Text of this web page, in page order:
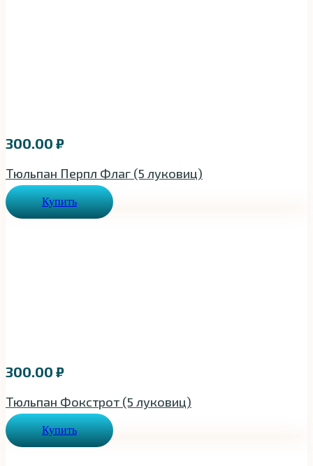
300.00 ₽
Тюльпан Перпл Флаг (5 луковиц)
Купить
300.00 ₽
Тюльпан Фокстрот (5 луковиц)
Купить